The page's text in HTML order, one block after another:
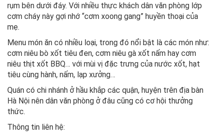
rụm bên dưới đáy. Với nhiều thực khách dân văn phòng lớp
cơm cháy này gợi nhớ “cơm xoong gang” huyền thoại của
mẹ.
Menu món ăn có nhiều loại, trong đó nổi bật là các món như:
cơm niêu bò xốt tiêu đen, cơm niêu gà xốt nấm hay cơm
niêu thịt xốt BBQ… với mùi vị đặc trưng của nước xốt, hạt
tiêu cùng hành, nấm, lạp xưởng…
Quán có chi nhánh ở hầu khắp các quận, huyện trên địa bàn
Hà Nội nên dân văn phòng ở đâu cũng có cơ hội thưởng
thức.
Thông tin liên hệ: